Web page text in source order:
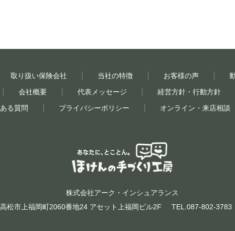
取り扱い保険会社 当社の特徴 お客様の声
会社概要 代表メッセージ
経営方針・行動方針
る質問 プライバシーポリシー オンライン・来店相談
株式会社アーク・インシュアランス
松市上福岡町2060番地24 アセット上福岡ビル2F
TEL.087-802-